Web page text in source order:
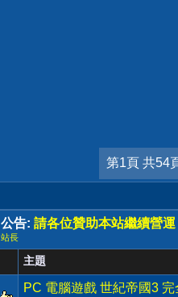
第1頁 共54
公告: 請各位贊助本站繼續營運
站長
主題
PC 電腦遊戲 世紀帝國3